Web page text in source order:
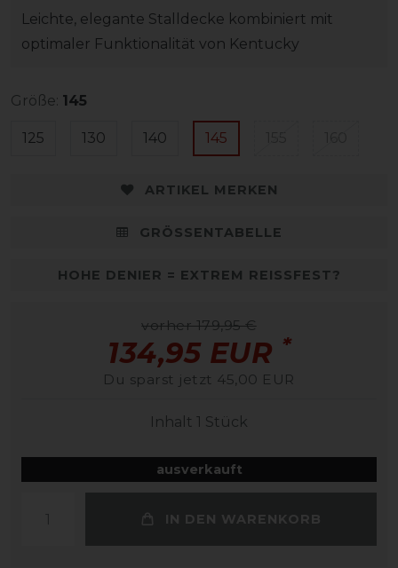
Leichte, elegante Stalldecke kombiniert mit
optimaler Funktionalität von Kentucky
Größe: 145
125 130 140 145
ARTIKEL MERKEN
GRÖSSENTABELLE
HOHE DENIER = EXTREM REISSFEST?
vorher 179,95 €
134,95 EUR *
Du sparst jetzt 45,00 EUR
Inhalt 1 Stück
ausverkauft
IN DEN WARENKORB